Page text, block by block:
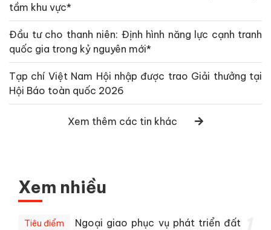
tầm khu vực*
Đầu tư cho thanh niên: Định hình năng lực cạnh tranh
quốc gia trong kỷ nguyên mới*
Tạp chí Việt Nam Hội nhập được trao Giải thưởng tại
Hội Báo toàn quốc 2026
Xem thêm các tin khác
Xem nhiều
Tiêu điểm
Ngoại giao phục vụ phát triển đất